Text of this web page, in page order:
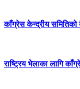
काँग्रेस केन्द्रीय
राष्ट्रिय भेलाका लागि